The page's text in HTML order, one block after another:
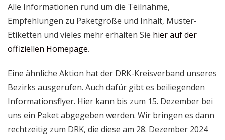
Alle Informationen rund um die Teilnahme,
Empfehlungen zu Paketgröße und Inhalt, Muster-
Etiketten und vieles mehr erhalten Sie hier auf der
offiziellen Homepage.
Eine ähnliche Aktion hat der DRK-Kreisverband unseres
Bezirks ausgerufen. Auch dafür gibt es beiliegenden
Informationsflyer. Hier kann bis zum 15. Dezember bei
uns ein Paket abgegeben werden. Wir bringen es dann
rechtzeitig zum DRK, die diese am 28. Dezember 2024